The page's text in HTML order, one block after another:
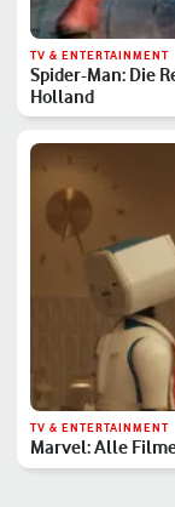
TV & ENTERTAINMENT
Spider-Man: Die
Holland
TV & ENTERTAINMENT
Marvel: Alle
Reihenfolge